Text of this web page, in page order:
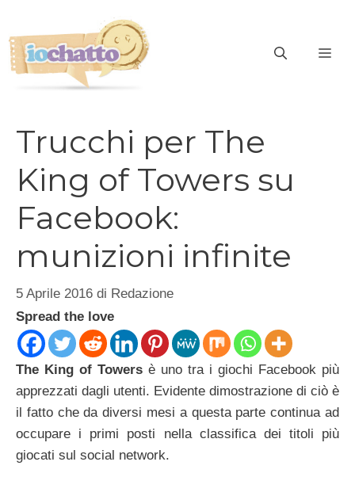
contenuto
Trucchi per The
King of Towers su
Facebook:
munizioni infinite
5 Aprile 2016 di Redazione
Spread the love
The King of Towers è uno tra i giochi Facebook più
apprezzati dagli utenti. Evidente dimostrazione di ciò è
il fatto che da diversi mesi a questa parte continua ad
occupare i primi posti nella classifica dei titoli più
giocati sul social network.